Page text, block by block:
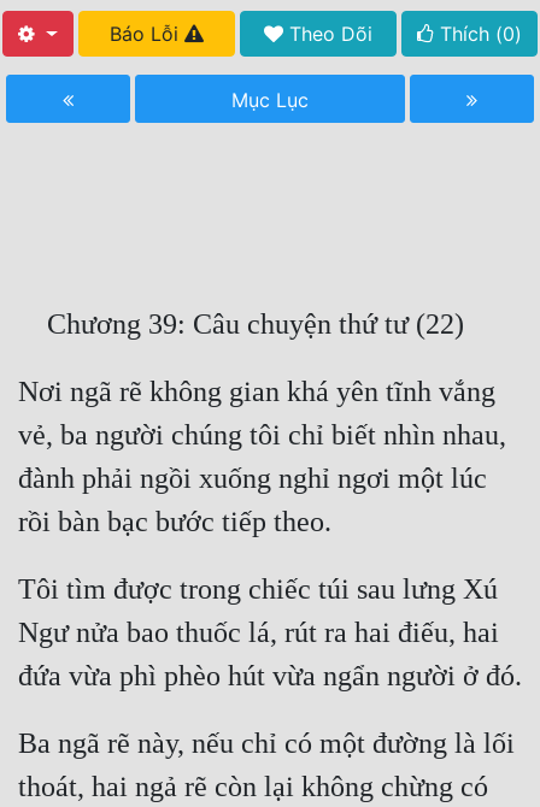
Tất Cả
Hoàn Thành
Truyện Nhập Môn
Truyện ngắn
Xa Lộ Dịch
Cung Đấu
Cạnh Kỹ
Cổ Tiên Hiệp
Báo Lỗi Theo Dõi Thích (0)
Mục Lục
Nơi ngã rẽ không gian khá yên tĩnh vắng
vẻ, ba người chúng tôi chỉ biết nhìn nhau,
đành phải ngồi xuống nghỉ ngơi một lúc
Tôi tìm được trong chiếc túi sau lưng Xú
Ngư nửa bao thuốc lá, rút ra hai điếu, hai
Ba ngã rẽ này, nếu chỉ có một đường là lối
thoát, hai ngả rẽ còn lại không chừng có